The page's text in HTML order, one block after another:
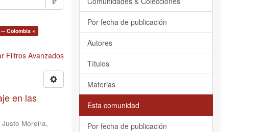
Colombia ×
Filtros Avanzados
en las
Justo Moreira,
Por fecha de publicación
Autores
Títulos
Materias
Esta comunidad
Por fecha de publicación